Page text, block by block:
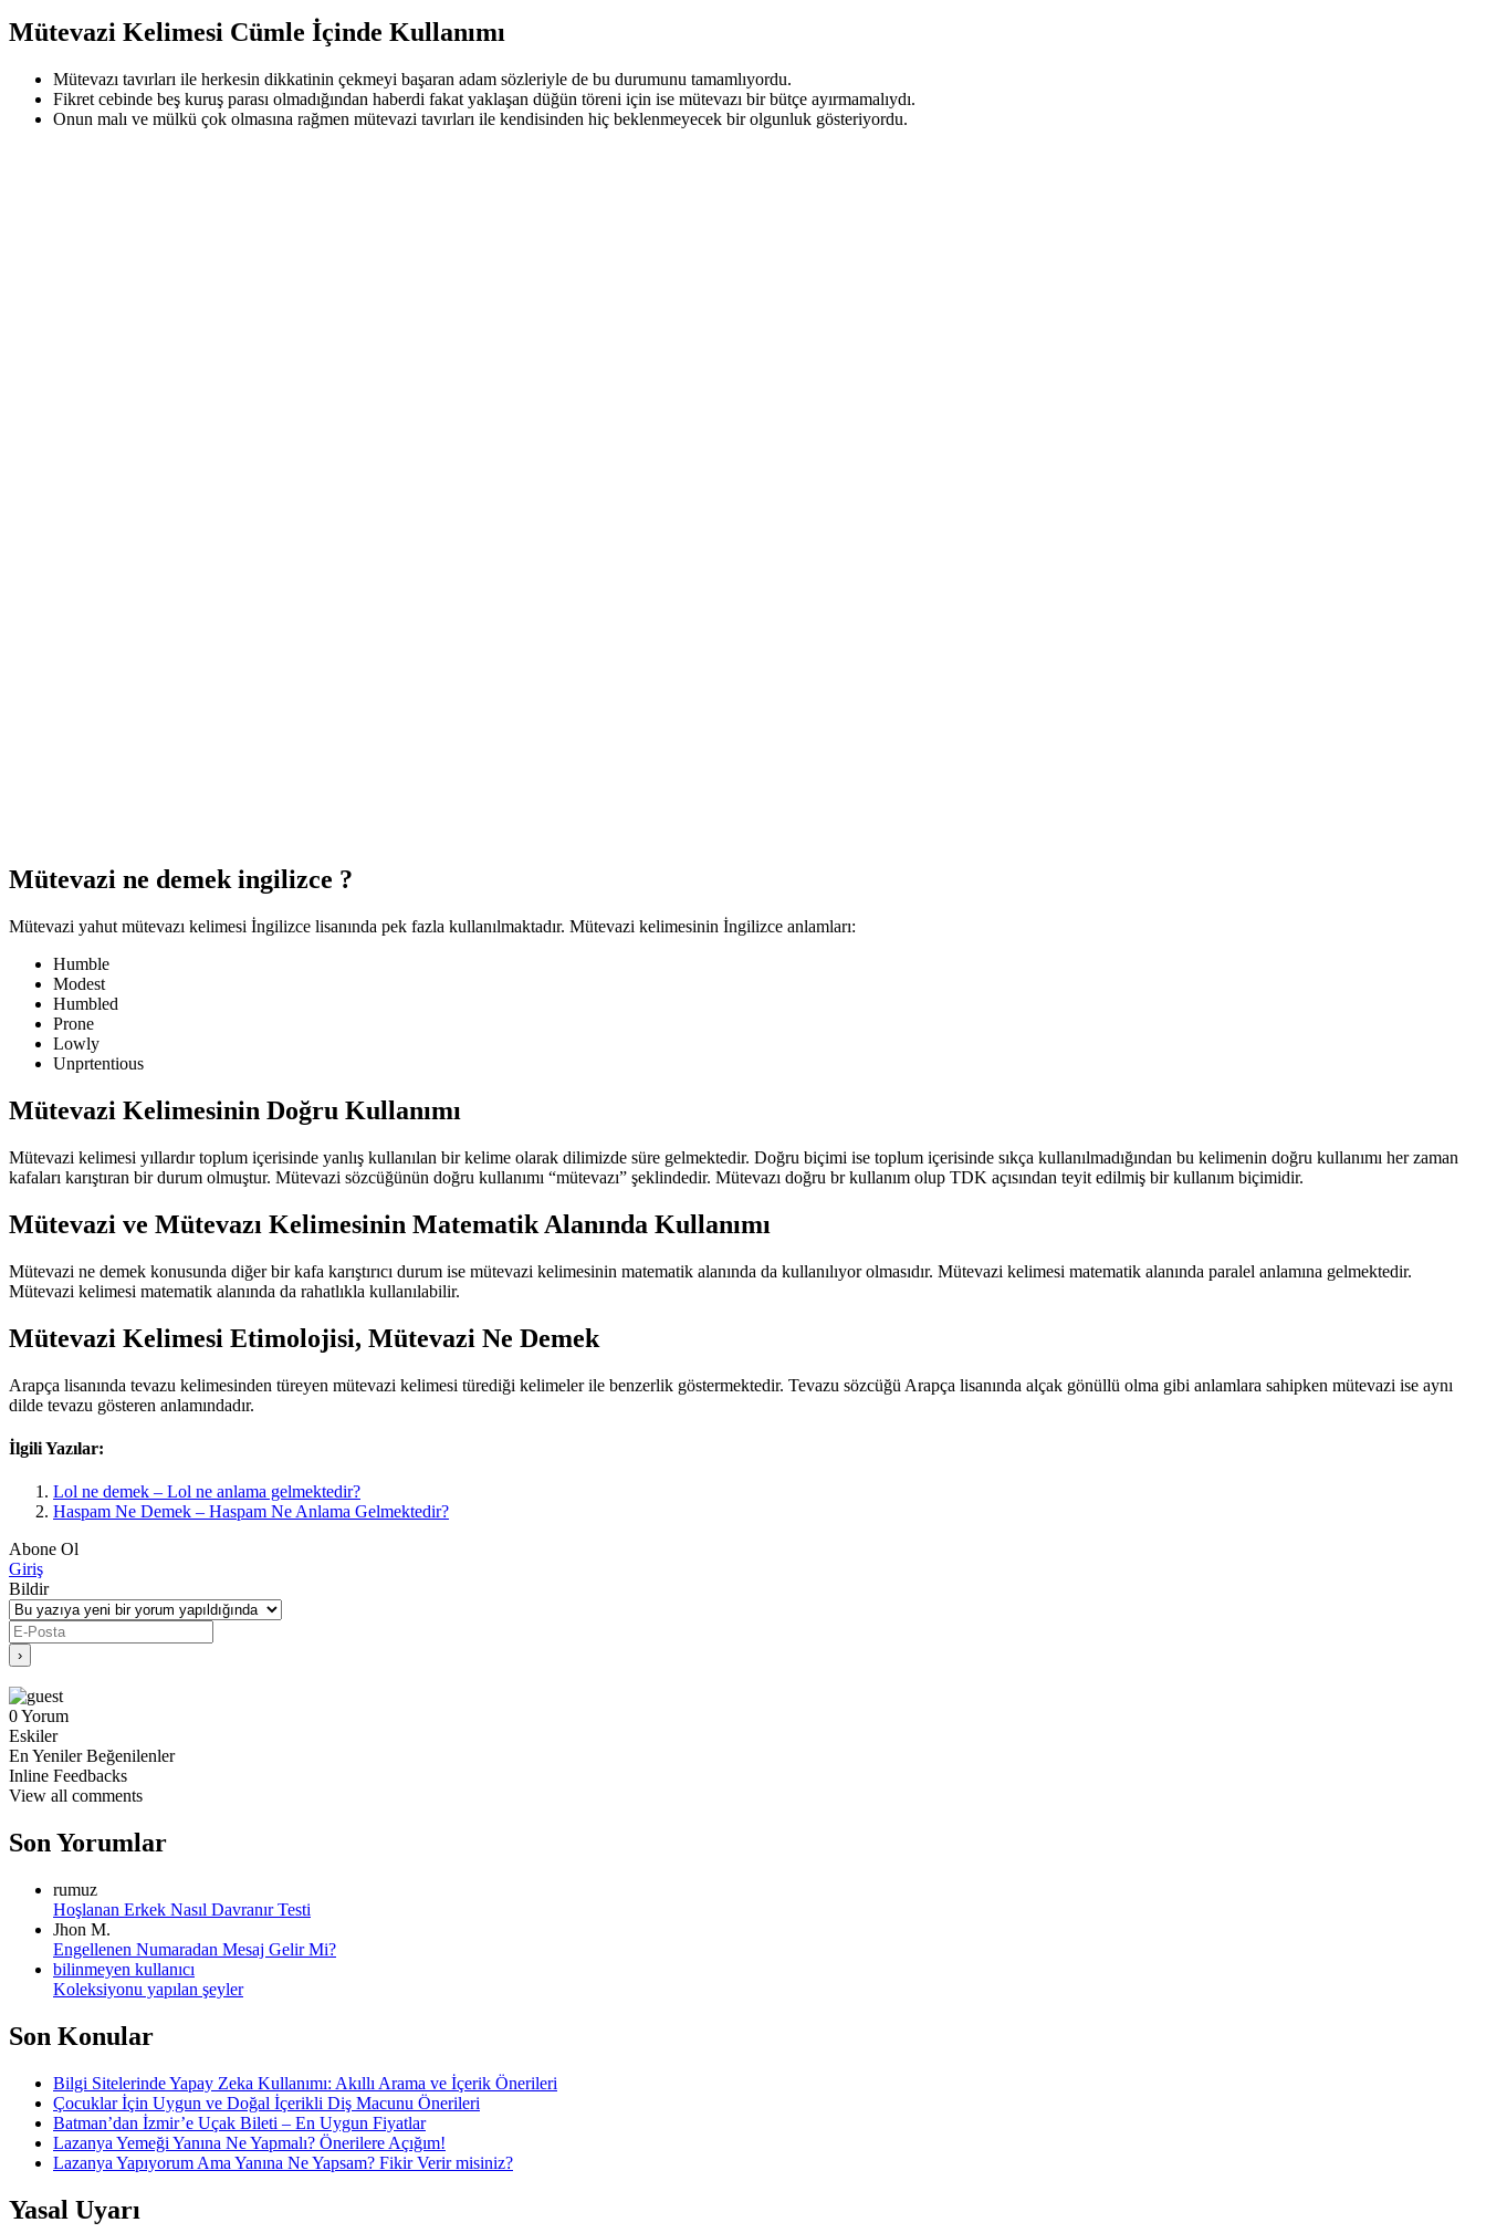
Mütevazi Kelimesi Cümle İçinde Kullanımı
Mütevazı tavırları ile herkesin dikkatinin çekmeyi başaran adam sözleriyle de bu durumunu tamamlıyordu.
Fikret cebinde beş kuruş parası olmadığından haberdi fakat yaklaşan düğün töreni için ise mütevazı bir bütçe ayırmamalıydı.
Onun malı ve mülkü çok olmasına rağmen mütevazi tavırları ile kendisinden hiç beklenmeyecek bir olgunluk gösteriyordu.
Mütevazi ne demek ingilizce ?
Mütevazi yahut mütevazı kelimesi İngilizce lisanında pek fazla kullanılmaktadır. Mütevazi kelimesinin İngilizce anlamları:
Humble
Modest
Humbled
Prone
Lowly
Unprtentious
Mütevazi Kelimesinin Doğru Kullanımı
Mütevazi kelimesi yıllardır toplum içerisinde yanlış kullanılan bir kelime olarak dilimizde süre gelmektedir. Doğru biçimi ise toplum içerisinde sıkça kullanılmadığından bu kelimenin doğru kullanımı her zaman
kafaları karıştıran bir durum olmuştur. Mütevazi sözcüğünün doğru kullanımı “mütevazı” şeklindedir. Mütevazı doğru br kullanım olup TDK açısından teyit edilmiş bir kullanım biçimidir.
Mütevazi ve Mütevazı Kelimesinin Matematik Alanında Kullanımı
Mütevazi ne demek konusunda diğer bir kafa karıştırıcı durum ise mütevazi kelimesinin matematik alanında da kullanılıyor olmasıdır. Mütevazi kelimesi matematik alanında paralel anlamına gelmektedir.
Mütevazi kelimesi matematik alanında da rahatlıkla kullanılabilir.
Mütevazi Kelimesi Etimolojisi, Mütevazi Ne Demek
Arapça lisanında tevazu kelimesinden türeyen mütevazi kelimesi türediği kelimeler ile benzerlik göstermektedir. Tevazu sözcüğü Arapça lisanında alçak gönüllü olma gibi anlamlara sahipken mütevazi ise aynı
dilde tevazu gösteren anlamındadır.
İlgili Yazılar:
Lol ne demek – Lol ne anlama gelmektedir?
Haspam Ne Demek – Haspam Ne Anlama Gelmektedir?
Abone Ol
Giriş
Bildir
0Yorum
Eskiler
En Yeniler Beğenilenler
Inline Feedbacks
View all comments
Son Yorumlar
rumuz
Hoşlanan Erkek Nasıl Davranır Testi
Jhon M.
Engellenen Numaradan Mesaj Gelir Mi?
bilinmeyen kullanıcı
Koleksiyonu yapılan şeyler
Son Konular
Bilgi Sitelerinde Yapay Zeka Kullanımı: Akıllı Arama ve İçerik Önerileri
Çocuklar İçin Uygun ve Doğal İçerikli Diş Macunu Önerileri
Batman’dan İzmir’e Uçak Bileti – En Uygun Fiyatlar
Lazanya Yemeği Yanına Ne Yapmalı? Önerilere Açığım!
Lazanya Yapıyorum Ama Yanına Ne Yapsam? Fikir Verir misiniz?
Yasal Uyarı